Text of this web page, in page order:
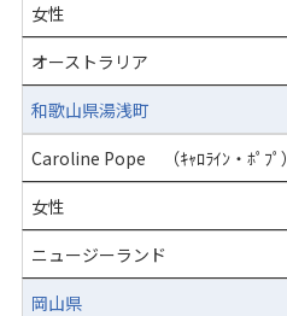
女性
オーストラリア
和歌山県湯浅町
Caroline Pope （ｷｬﾛﾗｲﾝ・ﾎﾟﾌﾟ）
女性
ニュージーランド
岡山県